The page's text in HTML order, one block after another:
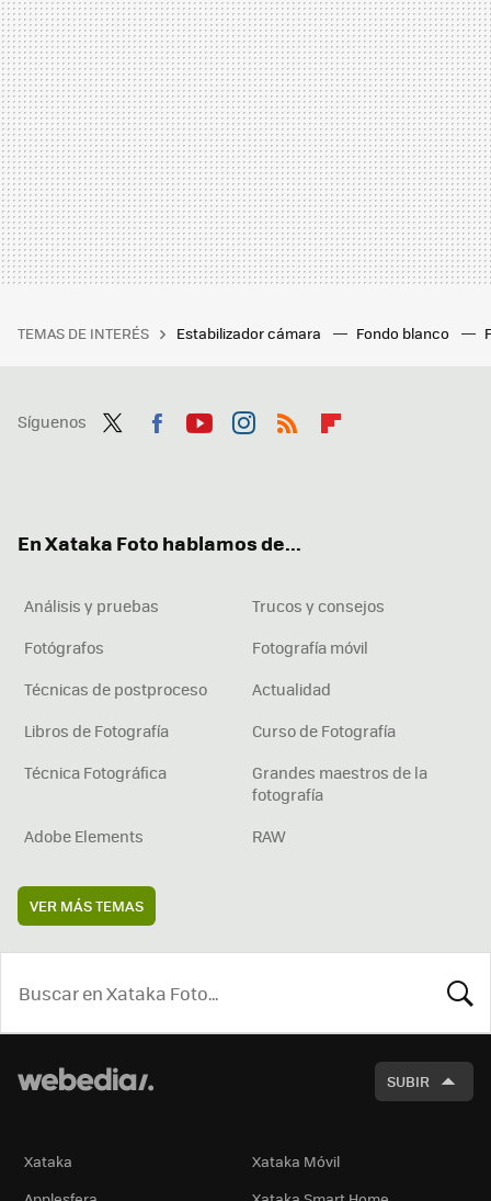
TEMAS DE INTERÉS Estabilizador cámara Fondo blanco
Síguenos
En Xataka Foto hablamos de...
Análisis y pruebas
Trucos y consejos
Fotógrafos
Fotografía móvil
Técnicas de postproceso
Actualidad
Libros de Fotografía
Curso de Fotografía
Técnica Fotográfica
Grandes maestros de la
fotografía
Adobe Elements
RAW
VER MÁS TEMAS
SUBIR
Xataka
Xataka Móvil